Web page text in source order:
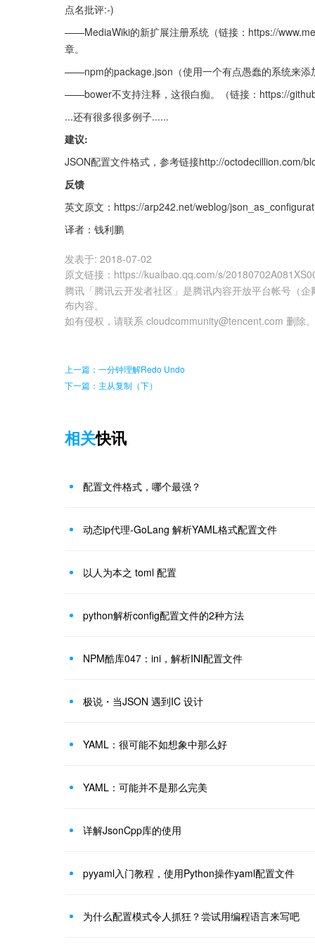
点名批评:-)
——MediaWiki的新扩展注册系统（链接：https://
章。
——npm的package.json（使用一个有点愚蠢的系统来添
——bower不支持注释，这很白痴。（链接：https://
...还有很多很多例子......
建议:
JSON配置文件格式，参考链接http://octodecillion.com/
反馈
英文原文：https://arp242.net/weblog/
译者：钱利鹏
发表于: 2018-07-02
原文链接 ： https://kuaibao.qq.com/s/
腾讯「腾讯云开发者社区」是腾讯内容开放平台帐号（
布内容。
如有侵权，请联系 cloudcommunity@tencent.com 删除。
上一篇：一分钟理解Redo Undo
下一篇：主从复制（下）
相关快讯
配置文件格式，哪个最强？
动态ip代理-GoLang 解析YAML格式配置文件
以人为本之 toml 配置
python解析config配置文件的2种方法
NPM酷库047：ini，解析INI配置文件
极说・当JSON 遇到IC 设计
YAML：很可能不如想象中那么好
YAML：可能并不是那么完美
详解JsonCpp库的使用
pyyaml入门教程，使用Python操作yaml配置文件
为什么配置模式令人抓狂？尝试用编程语言来写吧